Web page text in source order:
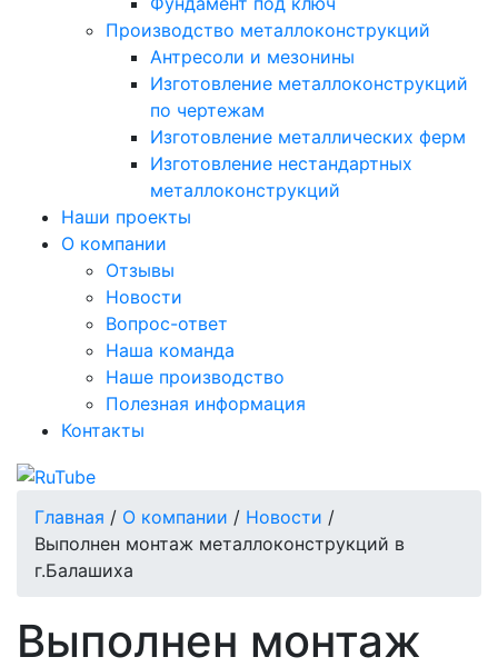
Производство металлоконструкций
Антресоли и мезонины
Изготовление металлоконструкций
по чертежам
Изготовление металлических ферм
Изготовление нестандартных
металлоконструкций
Наши проекты
О компании
Отзывы
Новости
Вопрос-ответ
Наша команда
Наше производство
Полезная информация
Контакты
Главная / О компании / Новости /
Выполнен монтаж металлоконструкций в
г.Балашиха
Выполнен монтаж